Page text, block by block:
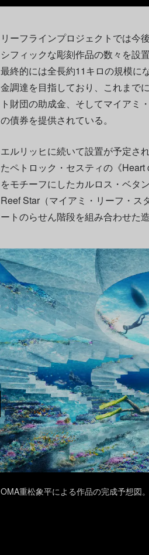
リーフラインプロジェクトでは今
シフィックな彫刻作品の数々を設
最終的には全長約11キロの規模に
金調達を目指しており、これまで
ト財団の助成金、そしてマイアミ
の債券を提供されている。
エルリッヒに続いて設置が予定さ
たペトロック・セスティの《
をモチーフにしたカルロス・ベタ
Reef Star（マイアミ・リーフ・ス
ートのらせん階段を組み合わせた
OMA重松象平による作品の完成予想図